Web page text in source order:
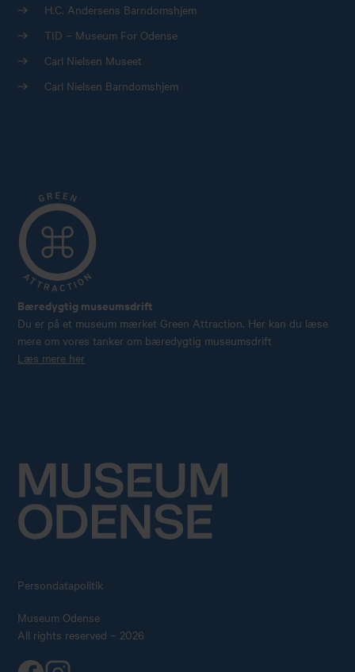
H.C. Andersens Barndomshjem
TID – Museum For Odense
Carl Nielsen Museet
Carl Nielsen Barndomshjem
Bæredygtig museumsdrift
Du er på et museum mærket Green Attraction. Her kan du læse
mere om vores tanker om bæredygtig museumsdrift
Læs mere her
Persondatapolitik
Museum Odense
All rights reserved – 2026